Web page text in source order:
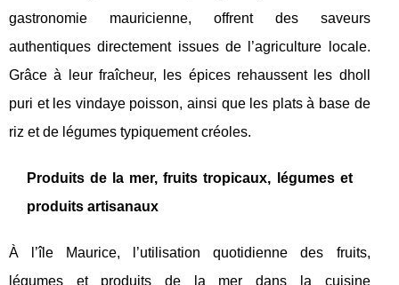
gastronomie mauricienne, offrent des saveurs
authentiques directement issues de l’agriculture locale.
Grâce à leur fraîcheur, les épices rehaussent les dholl
puri et les vindaye poisson, ainsi que les plats à base de
riz et de légumes typiquement créoles.
Produits de la mer, fruits tropicaux, légumes et
produits artisanaux
À l’île Maurice, l’utilisation quotidienne des fruits,
légumes et produits de la mer dans la cuisine